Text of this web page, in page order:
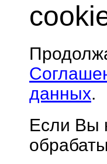
данных.
Если Вы